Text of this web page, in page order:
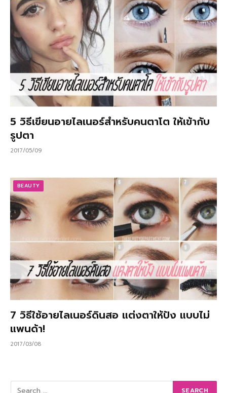
5 วิธีเขียนอายไลเนอร์สําหรับคนตาโต ให้เข้ากับ
รูปตา
2017/05/09
BEAUTY
7 วิธีใช้อายไลเนอร์ดินสอ แต่งตาให้ปัง แบบไม่
แพนด้า!
2017/03/08